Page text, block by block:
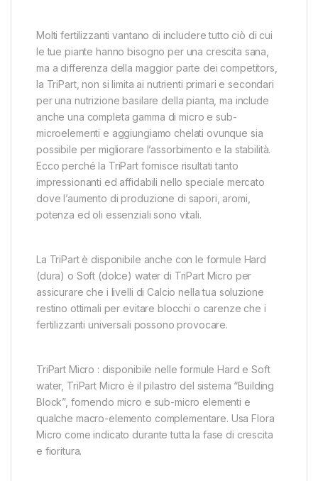
Molti fertilizzanti vantano di includere tutto ciò di cui
le tue piante hanno bisogno per una crescita sana,
ma a differenza della maggior parte dei competitors,
la TriPart, non si limita ai nutrienti primari e secondari
per una nutrizione basilare della pianta, ma include
anche una completa gamma di micro e sub-
microelementi e aggiungiamo chelati ovunque sia
possibile per migliorare l’assorbimento e la stabilità.
Ecco perché la TriPart fornisce risultati tanto
impressionanti ed affidabili nello speciale mercato
dove l’aumento di produzione di sapori, aromi,
potenza ed oli essenziali sono vitali.
La TriPart è disponibile anche con le formule Hard
(dura) o Soft (dolce) water di TriPart Micro per
assicurare che i livelli di Calcio nella tua soluzione
restino ottimali per evitare blocchi o carenze che i
fertilizzanti universali possono provocare.
TriPart Micro : disponibile nelle formule Hard e Soft
water, TriPart Micro è il pilastro del sistema “Building
Block”, fornendo micro e sub-micro elementi e
qualche macro-elemento complementare. Usa Flora
Micro come indicato durante tutta la fase di crescita
e fioritura.